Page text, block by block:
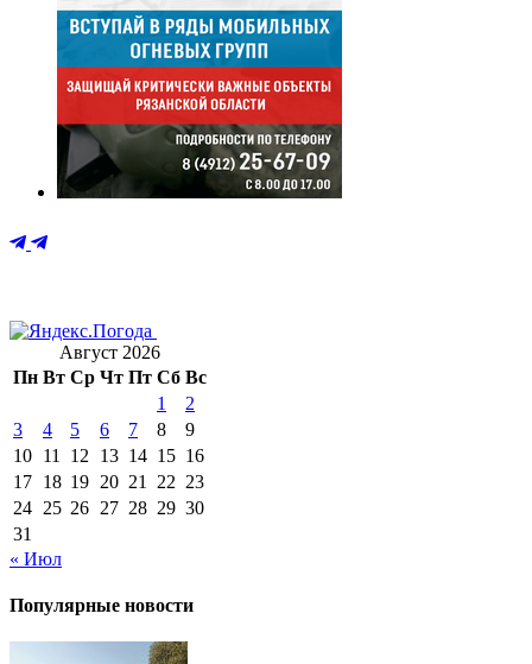
Август 2026
Пн Вт Ср Чт Пт Сб Вс
1
2
3
4 5 6 7 8
9
10 11 12 13 14 15 16
17 18 19 20 21 22 23
24 25 26 27 28 29 30
31
« Июл
Популярные новости